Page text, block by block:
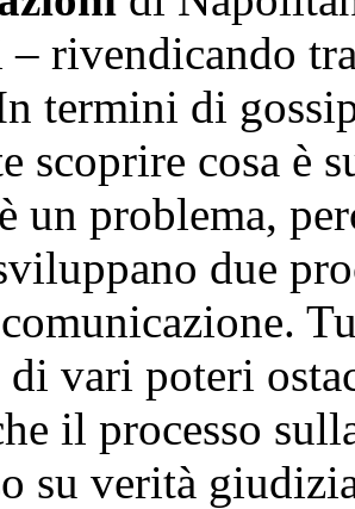
rivendicando
termini di
scoprire cosa è
un problema,
due
vari poteri
il processo
su verità